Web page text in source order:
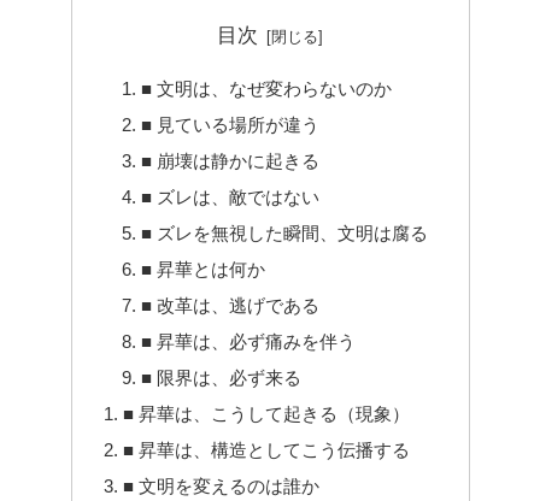
目次
■ 文明は、なぜ変わらないのか
■ 見ている場所が違う
■ 崩壊は静かに起きる
■ ズレは、敵ではない
■ ズレを無視した瞬間、文明は腐る
■ 昇華とは何か
■ 改革は、逃げである
■ 昇華は、必ず痛みを伴う
■ 限界は、必ず来る
■ 昇華は、こうして起きる（現象）
■ 昇華は、構造としてこう伝播する
■ 文明を変えるのは誰か